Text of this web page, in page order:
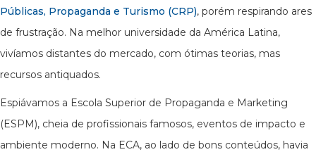
Públicas, Propaganda e Turismo (CRP), porém respirando ares
de frustração. Na melhor universidade da América Latina,
vivíamos distantes do mercado, com ótimas teorias, mas
recursos antiquados.
Espiávamos a Escola Superior de Propaganda e Marketing
(ESPM), cheia de profissionais famosos, eventos de impacto e
ambiente moderno. Na ECA, ao lado de bons conteúdos, havia